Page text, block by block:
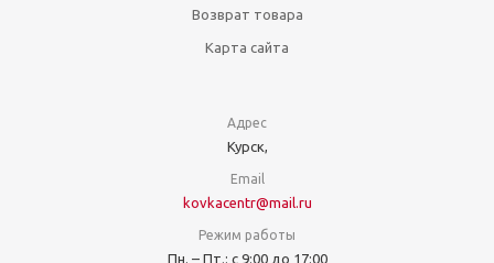
Возврат товара
Карта сайта
Адрес
Курск,
Email
kovkacentr@mail.ru
Режим работы
Пн. – Пт.: с 9:00 до 17:00